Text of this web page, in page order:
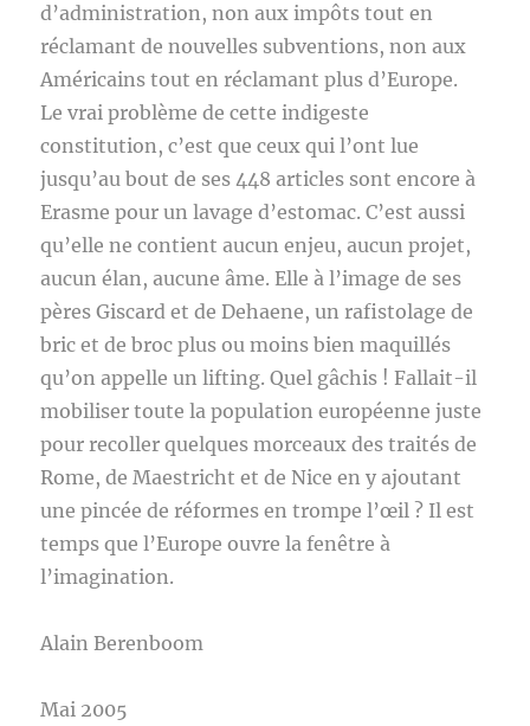
d’administration, non aux impôts tout en
réclamant de nouvelles subventions, non aux
Américains tout en réclamant plus d’Europe.
Le vrai problème de cette indigeste
constitution, c’est que ceux qui l’ont lue
jusqu’au bout de ses 448 articles sont encore à
Erasme pour un lavage d’estomac. C’est aussi
qu’elle ne contient aucun enjeu, aucun projet,
aucun élan, aucune âme. Elle à l’image de ses
pères Giscard et de Dehaene, un rafistolage de
bric et de broc plus ou moins bien maquillés
qu’on appelle un lifting. Quel gâchis ! Fallait-il
mobiliser toute la population européenne juste
pour recoller quelques morceaux des traités de
Rome, de Maestricht et de Nice en y ajoutant
une pincée de réformes en trompe l’œil ? Il est
temps que l’Europe ouvre la fenêtre à
l’imagination.
Alain Berenboom
Mai 2005